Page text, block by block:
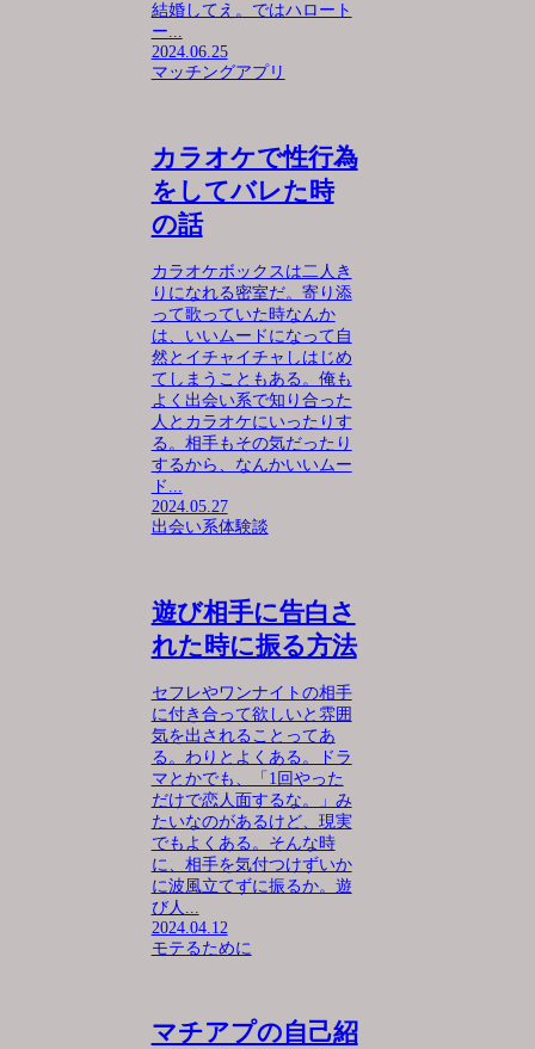
結婚してえ。ではハロート
ー...
2024.06.25
マッチングアプリ
カラオケで性行為
をしてバレた時
の話
カラオケボックスは二人き
りになれる密室だ。寄り添
って歌っていた時なんか
は、いいムードになって自
然とイチャイチャしはじめ
てしまうこともある。俺も
よく出会い系で知り合った
人とカラオケにいったりす
る。相手もその気だったり
するから、なんかいいムー
ド...
2024.05.27
出会い系体験談
遊び相手に告白さ
れた時に振る方法
セフレやワンナイトの相手
に付き合って欲しいと雰囲
気を出されることってあ
る。わりとよくある。ドラ
マとかでも、「1回やった
だけで恋人面するな。」み
たいなのがあるけど、現実
でもよくある。そんな時
に、相手を気付つけずいか
に波風立てずに振るか。遊
び人...
2024.04.12
モテるために
マチアプの自己紹